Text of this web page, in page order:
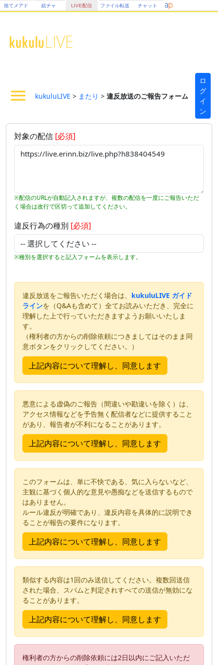
捨てメアド 絵チャ LIVE配信 ファイル転送 チャット
kukuluLIVE > またり > 違反放送のご報告フォーム
ロ
グ
イ
ン
対象の配信 [必須]
※配信のURLが自動記入されますが、複数の配信を一度にご報告いただ
く場合は改行で区切って追加してください。
違反行為の種別 [必須]
※種別を選択すると記入フォームを表示します。
違反放送をご報告いただく場合は、 kukuluLIVE ガイド
ラインを（Q&Aも含めて）全てお読みいただき、完全に
理解した上で行っていただきますようお願いいたしま
す。
（権利者の方からの削除依頼につきましてはそのまま同
意ボタンをクリックしてください。）
悪意による虚偽のご報告（間違いや勘違いを除く）は、
アクセス情報などを予告無く配信者などに提供すること
があり、報告者が不利になることがあります。
このフォームは、単に不快である、気に入らないなど、
主観に基づく個人的な意見や愚痴などを送信するもので
はありません。
ルール違反が明確であり、違反内容を具体的に説明でき
ることが報告の要件になります。
類似する内容は1回のみ送信してください。複数回送信
された場合、スパムと判定されすべての送信が無効にな
ることがあります。
権利者の方からの削除依頼には2日以内にご記入いただ